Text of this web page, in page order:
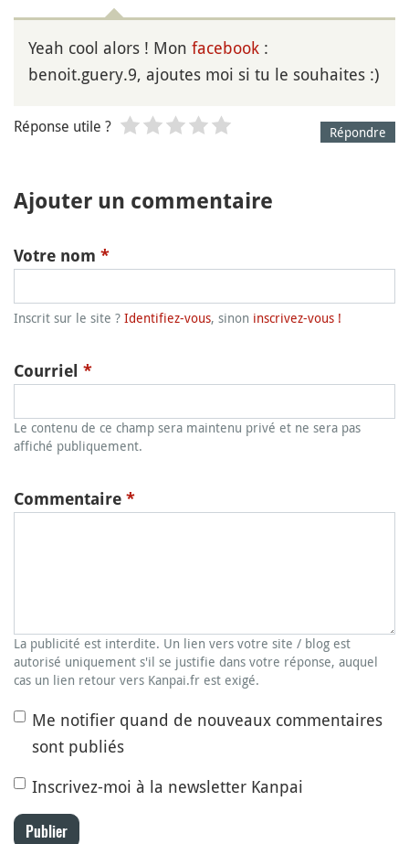
Yeah cool alors ! Mon facebook :
benoit.guery.9, ajoutes moi si tu le souhaites :)
Répondre
Réponse utile ?
Ajouter un commentaire
Votre nom *
Inscrit sur le site ? Identifiez-vous, sinon inscrivez-vous !
Courriel *
Le contenu de ce champ sera maintenu privé et ne sera pas
affiché publiquement.
Commentaire *
La publicité est interdite. Un lien vers votre site / blog est
autorisé uniquement s'il se justifie dans votre réponse, auquel
cas un lien retour vers Kanpai.fr est exigé.
Me notifier quand de nouveaux commentaires
sont publiés
Inscrivez-moi à la newsletter Kanpai
Publier